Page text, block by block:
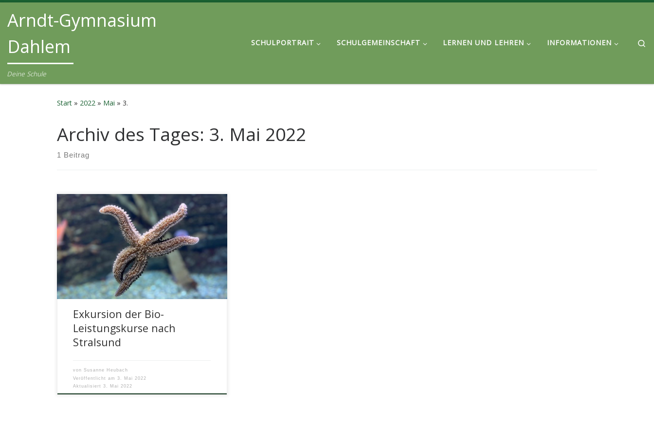
Zum Inhalt springen
Arndt-Gymnasium
Dahlem
Deine Schule
SCHULPORTRAIT SCHULGEMEINSCHAFT LERNEN UND LEHREN INFORMATIONEN
Start » 2022 » Mai » 3.
Archiv des Tages: 3. Mai 2022
1 Beitrag
Von Henriette VorbeckFotos: T. Mehnert An
einem frühlingshaften Dienstag ging es um 8
Uhr am Südkreuz los. In entsprechend
erwartungsvoller […]
Exkursion der Bio-
Leistungskurse nach
Stralsund
vonSusanne Heubach
Veröffentlicht am3. Mai 2022
Aktualisiert3. Mai 2022